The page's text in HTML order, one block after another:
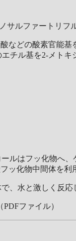
サルファートリフ
などの酸素官能基
チル基を2-メト
ルはフッ化物へ
ッ化物中間体を
、水と激しく反
（PDFファイル）